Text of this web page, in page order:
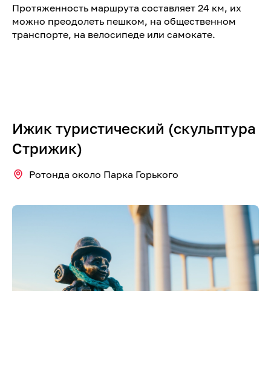
Протяженность маршрута составляет 24 км, их
можно преодолеть пешком, на общественном
транспорте, на велосипеде или самокате.
Ижик туристический (скульптура
Стрижик)
Ротонда около Парка Горького